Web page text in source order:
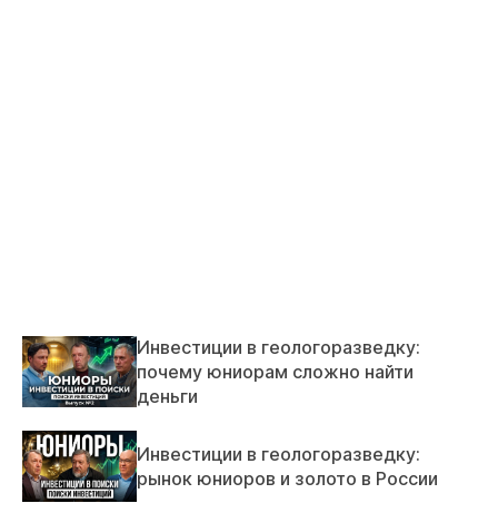
Инвестиции в геологоразведку:
почему юниорам сложно найти
деньги
Инвестиции в геологоразведку:
рынок юниоров и золото в России